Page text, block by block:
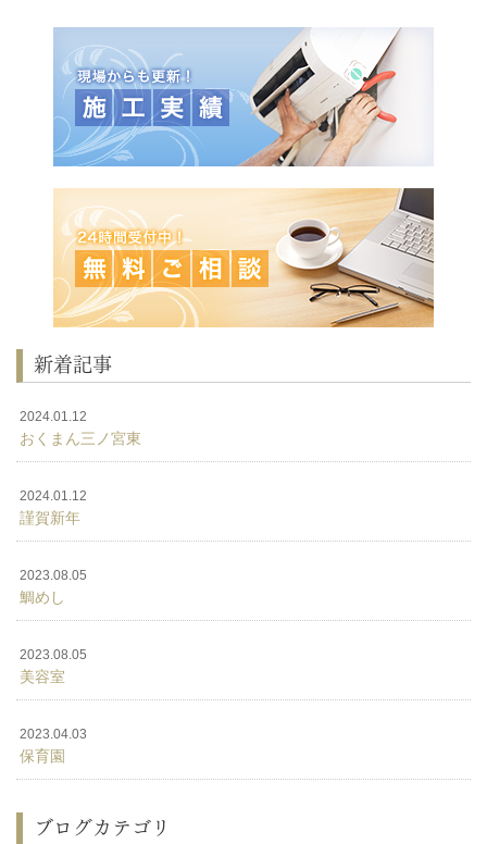
新着記事
2024.01.12
おくまん三ノ宮東
2024.01.12
謹賀新年
2023.08.05
鯛めし
2023.08.05
美容室
2023.04.03
保育園
ブログカテゴリ